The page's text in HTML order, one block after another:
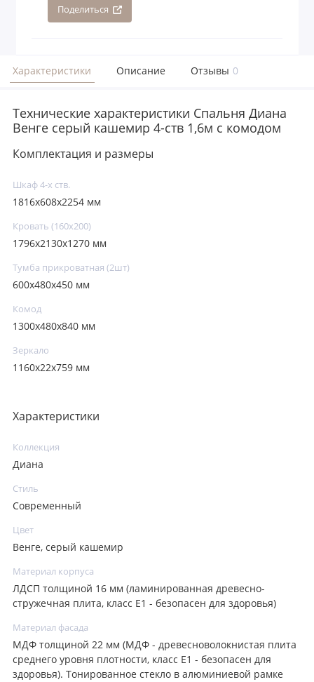
Поделиться
Характеристики Описание Отзывы 0
Технические характеристики Спальня Диана
Венге серый кашемир 4-ств 1,6м с комодом
Комплектация и размеры
Шкаф 4-х ств.
1816х608х2254 мм
Кровать (160х200)
1796х2130х1270 мм
Тумба прикроватная (2шт)
600х480х450 мм
Комод
1300х480х840 мм
Зеркало
1160х22х759 мм
Характеристики
Коллекция
Диана
Стиль
Современный
Цвет
Венге, серый кашемир
Материал корпуса
ЛДСП толщиной 16 мм (ламинированная древесно-
стружечная плита, класс E1 - безопасен для здоровья)
Материал фасада
МДФ толщиной 22 мм (МДФ - древесноволокнистая плита
среднего уровня плотности, класс E1 - безопасен для
здоровья). Тонированное стекло в алюминиевой рамке